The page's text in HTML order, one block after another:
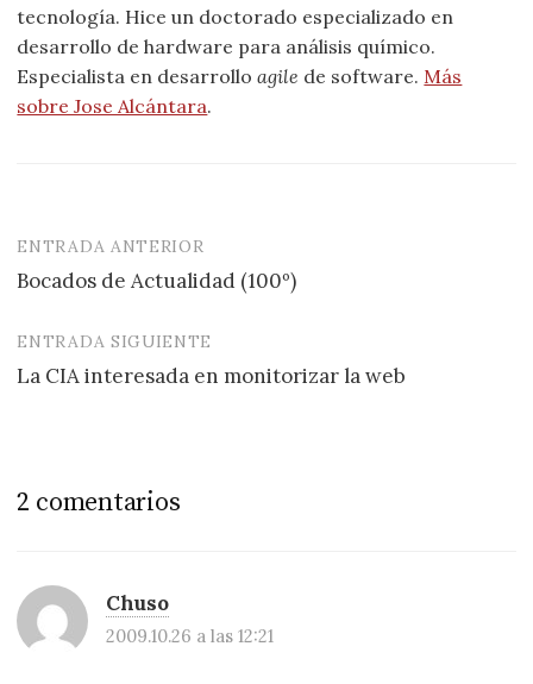
tecnología. Hice un doctorado especializado en
desarrollo de hardware para análisis químico.
Especialista en desarrolloagile de software. Más
sobre Jose Alcántara.
Navegación
de
entradas
ENTRADA ANTERIOR
Bocados de Actualidad (100º)
ENTRADA SIGUIENTE
La CIA interesada en monitorizar la web
2 comentarios
Chuso
2009.10.26 a las 12:21